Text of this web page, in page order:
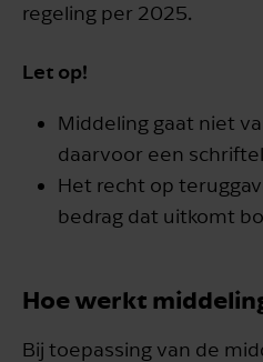
regeling per 2025.
Let op!
Middeling gaat niet
daarvoor een
Het recht op
bedrag dat uitkomt
Hoe werkt
Bij toepassing van de